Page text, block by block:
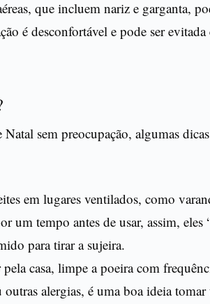
que incluem nariz e garganta,
é desconfortável e pode ser
Natal sem preocupação, algumas
em lugares ventilados, como
um tempo antes de usar, assim, eles
para tirar a sujeira.
casa, limpe a poeira com
alergias, é uma boa ideia